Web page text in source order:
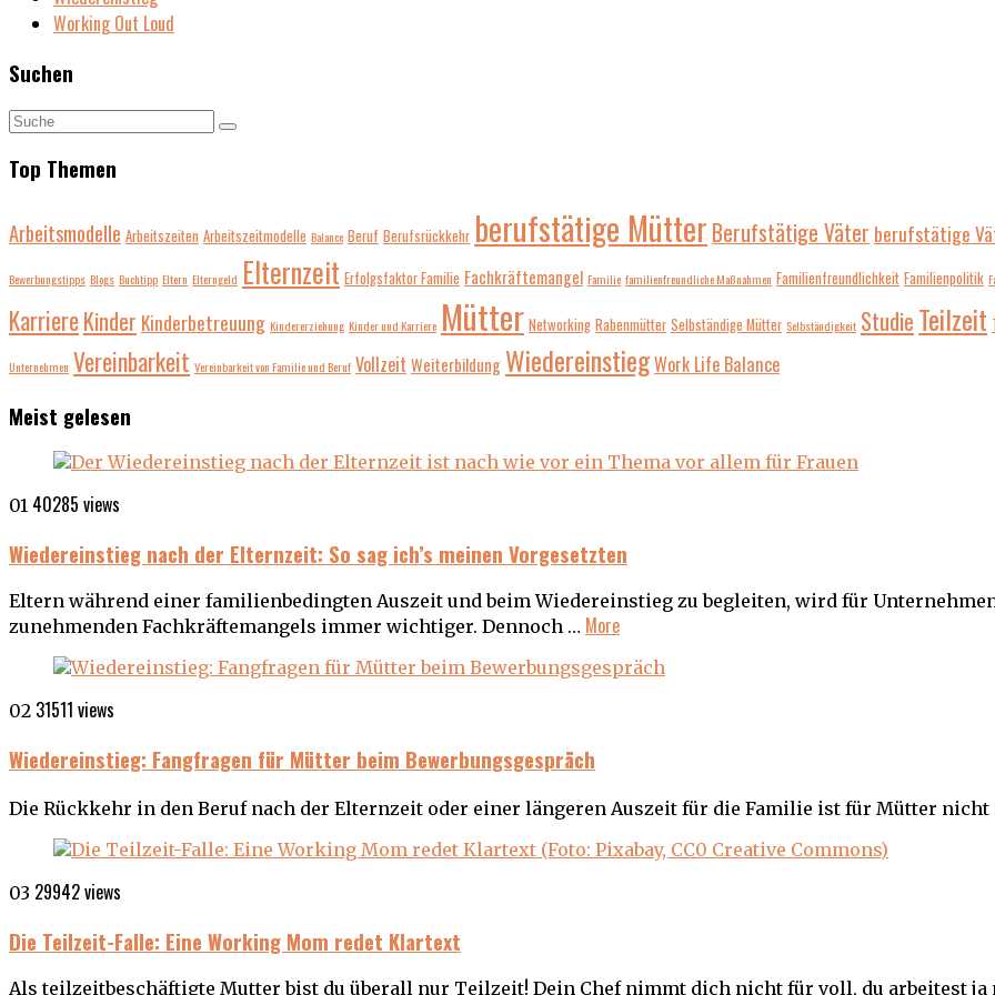
Working Out Loud
Suchen
Top Themen
Arbeitsmodelle Arbeitszeiten Arbeitszeitmodelle Balance Beruf Berufsrückkehr berufstätige Mütter Berufstätige Väter berufstätige
Bewerbungstipps Blogs Buchtipp Eltern Elterngeld Elternzeit Erfolgsfaktor Familie Fachkräftemangel Familie familienfreundliche Maßnahmen Familienfreundlichkeit Familienpolitik
KarriereKinder Kinderbetreuung Kindererziehung Kinder und Karriere Mütter Networking Rabenmütter Selbständige Mütter Selbständigkeit StudieTeilzeit
Unternehmen Vereinbarkeit Vereinbarkeit von Familie und Beruf Vollzeit Weiterbildung WiedereinstiegWork Life Balance
Meist gelesen
01 40285 views
Wiedereinstieg nach der Elternzeit: So sag ich’s meinen Vorgesetzten
Eltern während einer familienbedingten Auszeit und beim Wiedereinstieg zu begleiten, wird für
zunehmenden Fachkräftemangels immer wichtiger. Dennoch … More
02 31511 views
Wiedereinstieg: Fangfragen für Mütter beim Bewerbungsgespräch
Die Rückkehr in den Beruf nach der Elternzeit oder einer längeren Auszeit für die Familie ist für Mütter nicht
03 29942 views
Die Teilzeit-Falle: Eine Working Mom redet Klartext
Als teilzeitbeschäftigte Mutter bist du überall nur Teilzeit! Dein Chef nimmt dich nicht für voll, du arbeitest